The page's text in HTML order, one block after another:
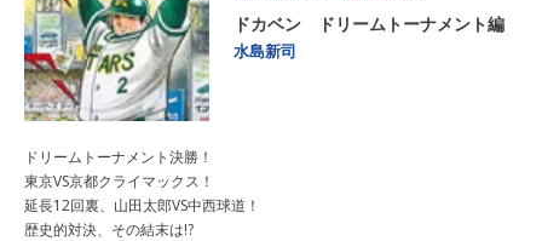
ドカベン ドリームトーナメント編
水島新司
ドリームトーナメント決勝！
東京VS京都クライマックス！
延長12回裏、山田太郎VS中西球道！
歴史的対決、その結末は!?